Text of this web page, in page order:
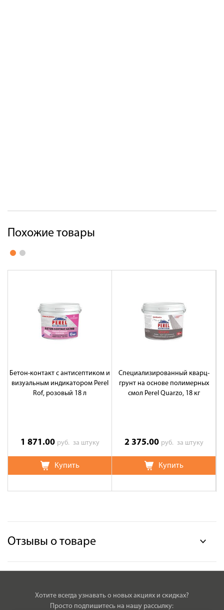
Похожие товары
Бетон-контакт с антисептиком и
визуальным индикатором Perel
Rof, розовый 18 л
1 871.00 руб. за штуку
Купить
Специализированный кварц-
грунт на основе полимерных
смол Perel Quarzo, 18 кг
2 375.00 руб. за штуку
Купить
Отзывы о товаре
Хотите всегда узнавать о новых акциях и скидках?
Просто подпишитесь на нашу рассылку: